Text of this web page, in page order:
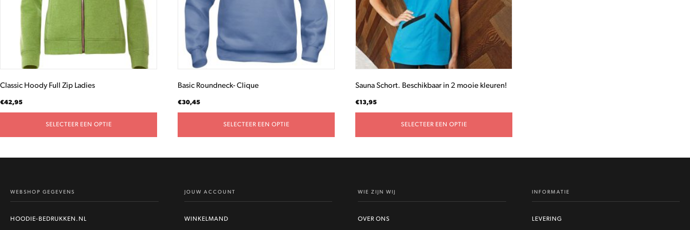
Classic Hoody Full Zip Ladies
€42,95
SELECTEER EEN OPTIE
gekozen
productpagina
Basic Roundneck- Clique
€30,45
SELECTEER EEN OPTIE
gekozen
worden
op
de
productpagina
Sauna Schort. Beschikbaar in 2 mooie kleuren!
€13,95
SELECTEER EEN OPTIE
gekozen
worden
op
de
productpagina
WEBSHOP GEGEVENS
HOODIE-BEDRUKKEN.NL
JOUW ACCOUNT
WINKELMAND
WIE ZIJN WIJ
OVER ONS
INFORMATIE
LEVERING